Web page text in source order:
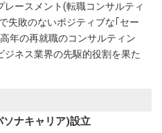
ースメント(転職コンサルティ
失敗のないポジティブな｢セー
年の再就職のコンサルティン
ネス業界の先駆的役割を果た
ソナキャリア)設立